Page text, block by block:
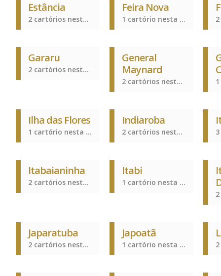
Estância
2 cartórios nesta cidade
Feira Nova
1 cartório nesta cidade
Gararu
2 cartórios nesta cidade
General
Maynard
2 cartórios nesta cidade
Ilha das Flores
1 cartório nesta cidade
Indiaroba
2 cartórios nesta cidade
Itabaianinha
2 cartórios nesta cidade
Itabi
1 cartório nesta cidade
Japaratuba
2 cartórios nesta cidade
Japoatã
1 cartório nesta cidade